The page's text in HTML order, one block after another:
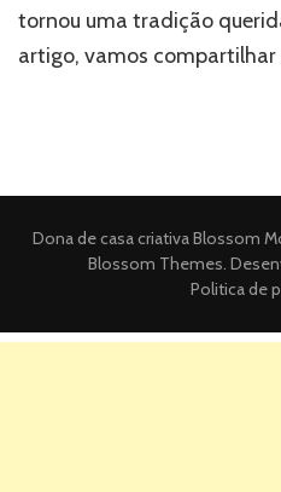
tornou uma tradição
artigo, vamos compartilhar
Dona de casa criativaBlossom
Blossom Themes.
Politica de